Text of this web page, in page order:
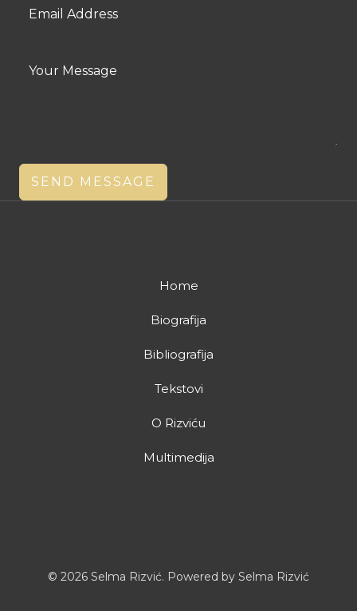
SEND MESSAGE
Home
Biografija
Bibliografija
Tekstovi
O Rizviću
Multimedija
© 2026 Selma Rizvić. Powered by Selma Rizvić